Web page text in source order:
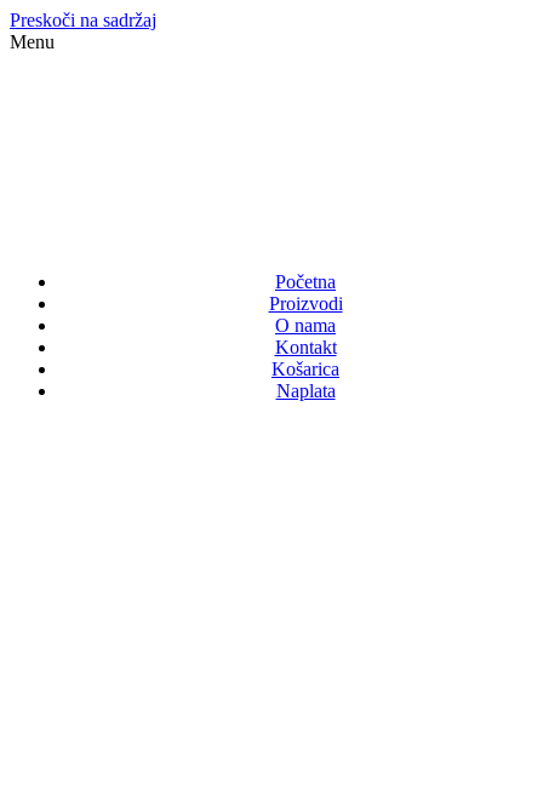
Preskoči na sadržaj
Menu
Početna
Proizvodi
O nama
Kontakt
Košarica
Naplata